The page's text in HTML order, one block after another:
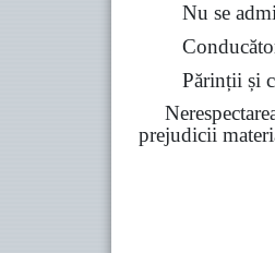
Nu se
Părinții și
prejudicii